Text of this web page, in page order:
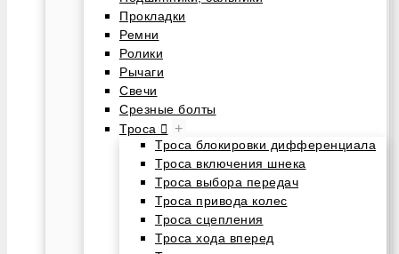
Прокладки
Ремни
Ролики
Рычаги
Свечи
Срезные болты
Троса
+
Троса блокировки дифференциала
Троса включения шнека
Троса выбора передач
Троса привода колес
Троса сцепления
Троса хода вперед